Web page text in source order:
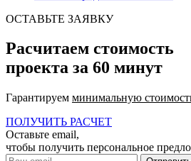
ОСТАВЬТЕ ЗАЯВКУ
Расчитаем стоимость
проекта за 60 минут
Гарантируем минимальную
ПОЛУЧИТЬ РАСЧЕТ
Оставьте email,
чтобы получить персональное